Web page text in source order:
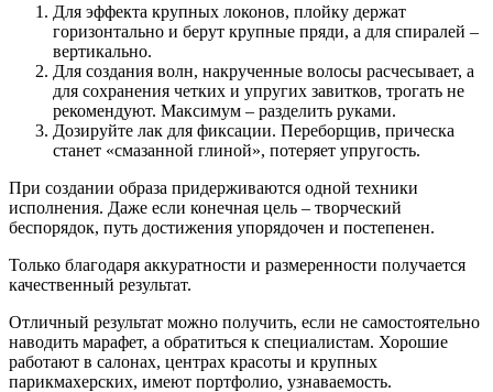
Для эффекта крупных локонов, плойку держат
горизонтально и берут крупные пряди, а для спиралей –
вертикально.
Для создания волн, накрученные волосы расчесывает, а
для сохранения четких и упругих завитков, трогать не
рекомендуют. Максимум – разделить руками.
Дозируйте лак для фиксации. Переборщив, прическа
станет «смазанной глиной», потеряет упругость.
При создании образа придерживаются одной техники
исполнения. Даже если конечная цель – творческий
беспорядок, путь достижения упорядочен и постепенен.
Только благодаря аккуратности и размеренности получается
качественный результат.
Отличный результат можно получить, если не самостоятельно
наводить марафет, а обратиться к специалистам. Хорошие
работают в салонах, центрах красоты и крупных
парикмахерских, имеют портфолио, узнаваемость.